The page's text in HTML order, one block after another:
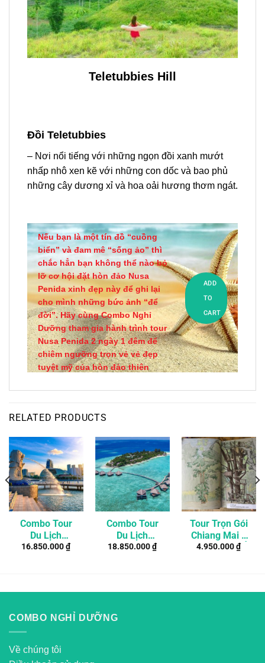
Teletubbies Hill
Đồi Teletubbies
– Nơi nổi tiếng với những ngọn đồi xanh mướt
nhấp nhô xen kẽ với những con dốc và bao phủ
những cây dương xỉ và hoa oải hương thơm ngát.
Nếu bạn là một tín đồ “cuồng
biển” và đam mê “sống ảo” thì
chắc hẳn bạn không thể nào bỏ
lỡ cơ hội đặt hòn đảo Nusa
Penida xinh đẹp này để ghi lại
cho mình những bức ảnh “để
đời”. Hãy cùng Combo Nghỉ
Dưỡng tham gia hành trình tour
Nusa Penida 2 ngày 1 đêm để
chiêm ngưỡng trọn vẻ vẻ đẹp
tuyệt mỹ của hòn đảo thiên
ADD
TO
CART
RELATED PRODUCTS
Combo Tour
Du Lịch
Singapore Tự
16.850.000₫
Combo Tour
Du Lịch
Maldives 4
Adaaran Club
18.850.000₫
Tour Trọn Gói
Chiang Mai 3
Ngày 2 Đêm Ở
4.950.000₫
COMBO NGHỈ DƯỠNG
Về chúng tôi